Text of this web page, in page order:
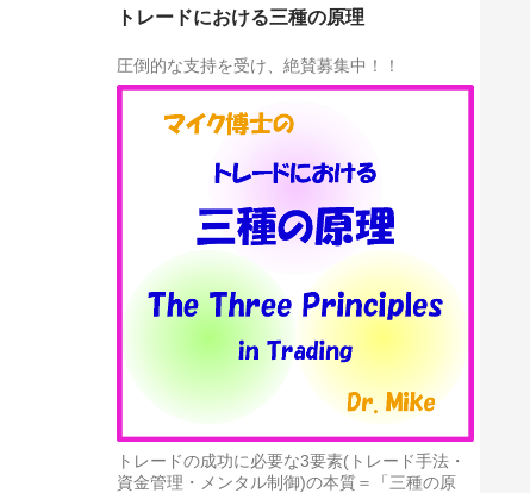
トレードにおける三種の原理
圧倒的な支持を受け、絶賛募集中！！
トレードの成功に必要な3要素(トレード手法・
資金管理・メンタル制御)の本質＝「三種の原